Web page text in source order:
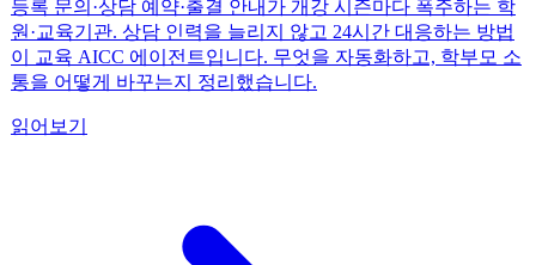
등록 문의·상담 예약·출결 안내가 개강 시즌마다 폭주하는 학
원·교육기관. 상담 인력을 늘리지 않고 24시간 대응하는 방법
이 교육 AICC 에이전트입니다. 무엇을 자동화하고, 학부모 소
통을 어떻게 바꾸는지 정리했습니다.
읽어보기